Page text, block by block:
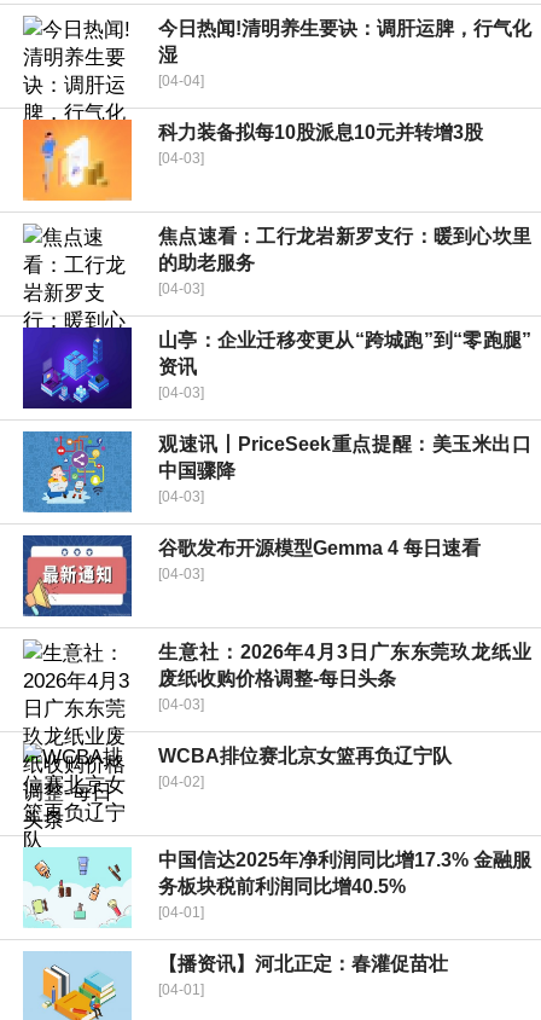
今日热闻!清明养生要诀：调肝运脾，行气化
湿
[04-04]
科力装备拟每10股派息10元并转增3股
[04-03]
焦点速看：工行龙岩新罗支行：暖到心坎里
的助老服务
[04-03]
山亭：企业迁移变更从“跨城跑”到“零跑腿”
资讯
[04-03]
观速讯丨PriceSeek重点提醒：美玉米出口
中国骤降
[04-03]
谷歌发布开源模型Gemma 4 每日速看
[04-03]
生意社：2026年4月3日广东东莞玖龙纸业
废纸收购价格调整-每日头条
[04-03]
WCBA排位赛北京女篮再负辽宁队
[04-02]
中国信达2025年净利润同比增17.3% 金融服
务板块税前利润同比增40.5%
[04-01]
【播资讯】河北正定：春灌促苗壮
[04-01]